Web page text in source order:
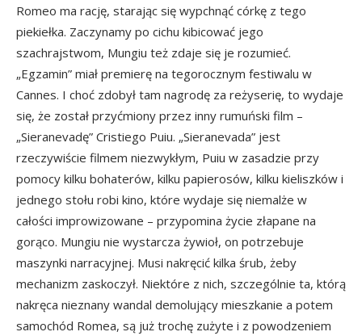
Romeo ma rację, starając się wypchnąć córkę z tego
piekiełka. Zaczynamy po cichu kibicować jego
szachrajstwom, Mungiu też zdaje się je rozumieć.
„Egzamin” miał premierę na tegorocznym festiwalu w
Cannes. I choć zdobył tam nagrodę za reżyserię, to wydaje
się, że został przyćmiony przez inny rumuński film –
„Sieranevadę” Cristiego Puiu. „Sieranevada” jest
rzeczywiście filmem niezwykłym, Puiu w zasadzie przy
pomocy kilku bohaterów, kilku papierosów, kilku kieliszków i
jednego stołu robi kino, które wydaje się niemalże w
całości improwizowane – przypomina życie złapane na
gorąco. Mungiu nie wystarcza żywioł, on potrzebuje
maszynki narracyjnej. Musi nakręcić kilka śrub, żeby
mechanizm zaskoczył. Niektóre z nich, szczególnie ta, którą
nakręca nieznany wandal demolujący mieszkanie a potem
samochód Romea, są już trochę zużyte i z powodzeniem